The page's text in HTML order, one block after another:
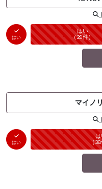
はい
はい
（29件）
マイノ
はい
（38